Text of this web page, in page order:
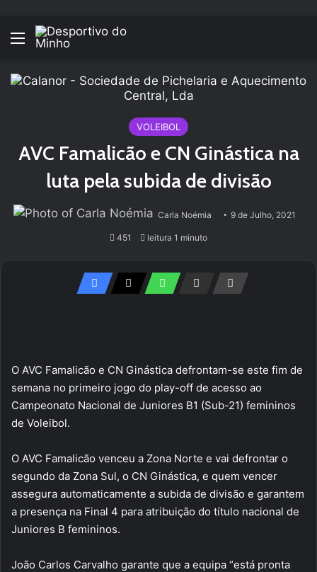
Menu
VOLEIBOL
AVC Famalicão e CN Ginástica na
luta pela subida de divisão
Carla Noémia 9 de Julho, 2021
451 leitura 1 minuto
O AVC Famalicão e CN Ginástica defrontam-se este fim de
semana no primeiro jogo do play-off de acesso ao
Campeonato Nacional de Juniores B1 (Sub-21) femininos
de Voleibol.
O AVC Famalicão venceu a Zona Norte e vai defrontar o
segundo da Zona Sul, o CN Ginástica, e quem vencer
assegura automaticamente a subida de divisão e garantem
a presença na Final 4 para atribuição do título nacional de
Juniores B femininos.
João Carlos Carvalho garante que a equipa “está pronta